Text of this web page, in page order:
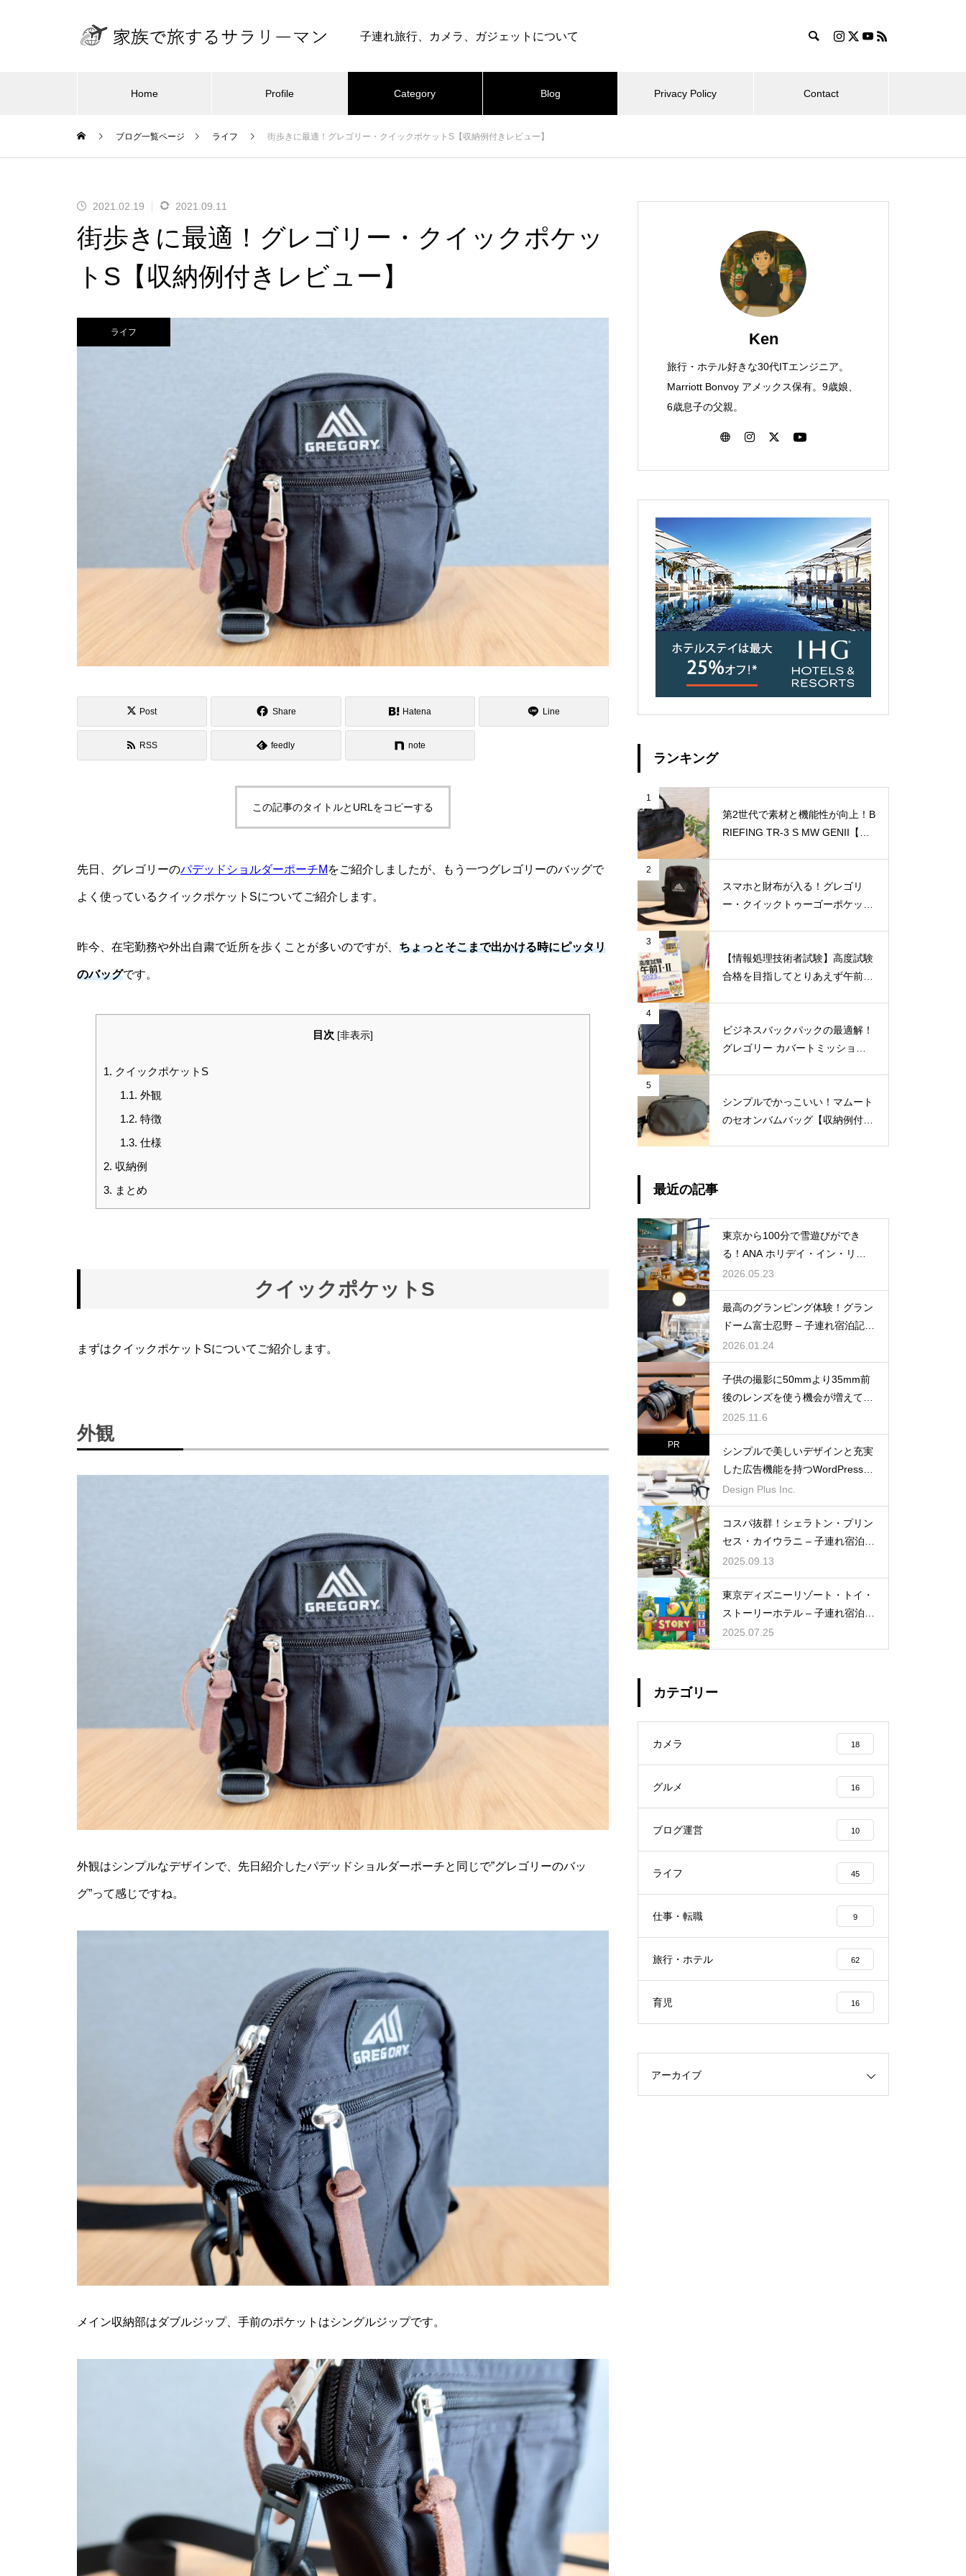
子連れ旅行、カメラ、ガジェットについて
Home Profile Category Blog Privacy Policy Contact
旅行・ホテル カメラ ライフ グルメ 育児
ート軽井沢 – 子連れ宿泊記（20
記（2025年11月）
泊記（2025年7月）
富士マリオットホテル山中湖 –
編】（2024年10月）
富士マリオットホテル山中湖 –
子連れ宿泊記【本編】（2024年
りセブン」
ム – 子連れ宿泊記（2024年7
ザ・カハラ・ホテル＆リゾート
横浜 – 子連れ宿泊記（2024年6
月）
伊豆マリオットホテル修善寺 –
伊豆マリオットホテル修善寺 –
子連れ宿泊記【本編】（2024年
1月）
最近の記事
子供の撮影に50mmより35mm前後
コスパ抜群！シェラトン・プリン
（2025年7月）
東京ディズニーリゾート・トイ・
ほぼ日手帳 2025 weeks購入！タ
イ＆チーフ／スネークトイ【ほぼ
日歴9年目】
おすすめページ
る！ANA ホリデイ・イン・リゾー
ト軽井沢 – 子連れ宿泊記（2026年
後のレンズを使う機会が増えてき
コスパ抜群！シェラトン・プリン
セス・カイウラニ – 子連れ宿泊記
（2025年7月）
東京ディズニーリゾート・トイ・
ストーリーホテル – 子連れ宿泊記
（2025年6月）
日歴9年目】
ブログ一覧ページ ライフ 街歩きに最適！グレゴリー・クイックポケットS【収納例付きレビュー】
2021.02.19 2021.09.11
街歩きに最適！グレゴリー・クイックポケッ
トS【収納例付きレビュー】
ライフ
Post Share Hatena Line
RSS feedly note
この記事のタイトルとURLをコピーする
先日、グレゴリーのパデッドショルダーポーチM をご紹介しましたが、もう一つグレゴリーのバッグで
よく使っているクイックポケットSについてご紹介します。
昨今、在宅勤務や外出自粛で近所を歩くことが多いのですが、 ちょっとそこまで出かける時にピッタリ
のバッグです。
目次 [非表示]
1. クイックポケットS
1.1. 外観
1.2. 特徴
1.3. 仕様
2. 収納例
3. まとめ
クイックポケットS
まずはクイックポケットSについてご紹介します。
外観
外観はシンプルなデザインで、先日紹介したパデッドショルダーポーチと同じで”グレゴリーのバッ
グ”って感じですね。
メイン収納部はダブルジップ、手前のポケットはシングルジップです。
Ken
旅行・ホテル好きな30代ITエンジニア。
Marriott Bonvoy アメックス保有。9歳娘、
6歳息子の父親。
ランキング
1
第2世代で素材と機能性が向上！B
RIEFING TR-3 S MW GENII【レ
2
スマホと財布が入る！グレゴリ
ー・クイックトゥーゴーポケット
3
【情報処理技術者試験】高度試験
合格を目指してとりあえず午前Ⅰ
4
ビジネスバックパックの最適解！
グレゴリー カバートミッション
5
シンプルでかっこいい！マムート
のセオンバムバッグ【収納例付き
最近の記事
東京から100分で雪遊びができ
る！ANA ホリデイ・イン・リゾ
ート軽井沢 – 子連れ宿泊記（202
6年2月）
2026.05.23
最高のグランピング体験！グラン
ドーム富士忍野 – 子連れ宿泊記
（2025年11月）
2026.01.24
子供の撮影に50mmより35mm前
後のレンズを使う機会が増えてき
た
2025.11.6
PR
シンプルで美しいデザインと充実
した広告機能を持つWordPressテ
ーマ「muum」
Design Plus Inc.
コスパ抜群！シェラトン・プリン
セス・カイウラニ – 子連れ宿泊記
（2025年7月）
2025.09.13
東京ディズニーリゾート・トイ・
ストーリーホテル – 子連れ宿泊記
（2025年6月）
2025.07.25
カテゴリー
カメラ 18
グルメ 16
ブログ運営 10
ライフ 45
仕事・転職 9
旅行・ホテル 62
育児 16
アーカイブ